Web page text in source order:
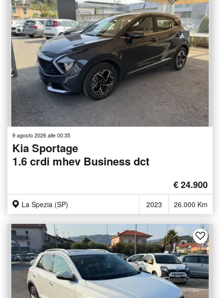
9 agosto 2026 alle 00:35
Kia Sportage
1.6 crdi mhev Business dct
€ 24.900
La Spezia (SP) 2023 26.000 Km